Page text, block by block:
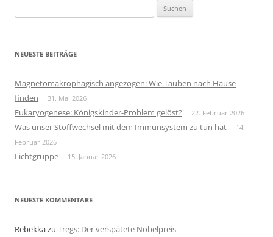
nach:
NEUESTE BEITRÄGE
Magnetomakrophagisch angezogen: Wie Tauben nach Hause
finden
31. Mai 2026
Eukaryogenese: Königskinder-Problem gelöst? 22. Februar 2026
Was unser Stoffwechsel mit dem Immunsystem zu tun hat
14.
Februar 2026
Lichtgruppe 15. Januar 2026
NEUESTE KOMMENTARE
Rebekkazu Tregs: Der verspätete Nobelpreis